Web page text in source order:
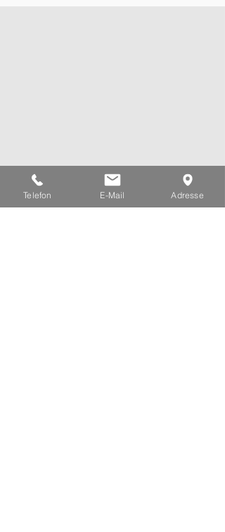
Heilpraktikerin Andrea Hilmer · Amselweg 9 ·
29525 Uelzen
Telefon E-Mail Adresse